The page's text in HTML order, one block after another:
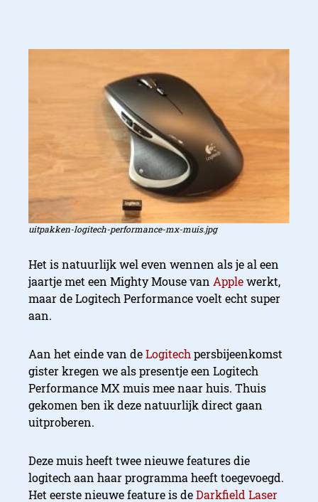
uitpakken-logitech-performance-mx-muis.jpg
Het is natuurlijk wel even wennen als je al een
jaartje met een Mighty Mouse van Applewerkt,
maar de Logitech Performance voelt echt super
aan.
Aan het einde van deLogitech persbijeenkomst
gister kregen we als presentje een Logitech
Performance MX muis mee naar huis. Thuis
gekomen ben ik deze natuurlijk direct gaan
uitproberen.
Deze muis heeft twee nieuwe features die
logitech aan haar programma heeft toegevoegd.
Het eerste nieuwe feature is deDarkfield Laser